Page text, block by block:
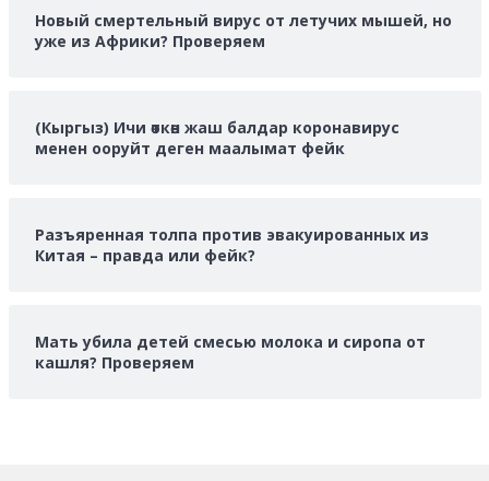
Новый смертельный вирус от летучих мышей, но
уже из Африки? Проверяем
(Кыргыз) Ичи өткөн жаш балдар коронавирус
менен ооруйт деген маалымат фейк
Разъяренная толпа против эвакуированных из
Китая – правда или фейк?
Мать убила детей смесью молока и сиропа от
кашля? Проверяем